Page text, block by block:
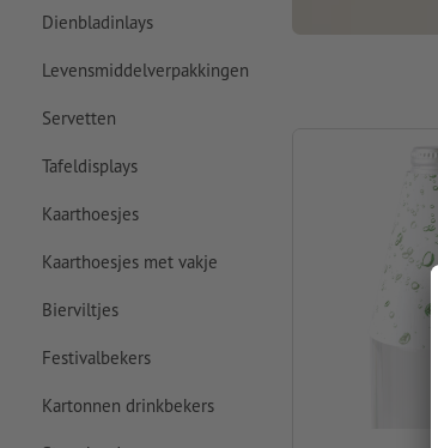
Dienbladinlays
Levensmiddelverpakkingen
Servetten
Tafeldisplays
Kaarthoesjes
Kaarthoesjes met vakje
Bierviltjes
Festivalbekers
Kartonnen drinkbekers